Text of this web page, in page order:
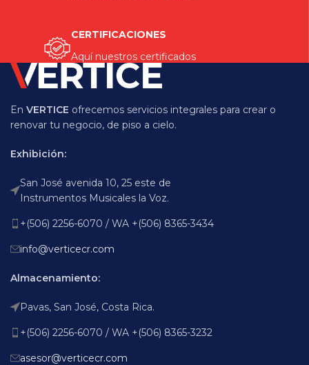
CERTIFICACIONES
Aquí nuestros certificados
En VERTICE ofrecemos servicios integrales para crear o
renovar tu negocio, de piso a cielo.
Exhibición:
San José avenida 10, 25 este de
Instrumentos Musicales la Voz.
+(506) 2256-6070 / WA +(506) 8365-3434
info@verticecr.com
Almacenamiento:
Pavas, San José, Costa Rica.
+(506) 2256-6070 / WA +(506) 8365-3232
asesor@verticecr.com